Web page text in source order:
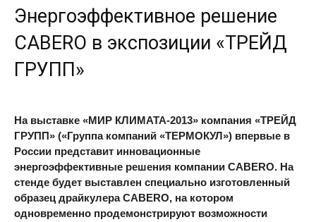
Энергоэффективное решение
CABERO в экспозиции «ТРЕЙД
ГРУПП»
На выставке «МИР КЛИМАТА-2013» компания «ТРЕЙД
ГРУПП» («Группа компаний «ТЕРМОКУЛ») впервые в
России представит инновационные
энергоэффективные решения компании CABERO. На
стенде будет выставлен специально изготовленный
образец драйкулераCABERO, на котором
одновременно продемонстрируют возможности